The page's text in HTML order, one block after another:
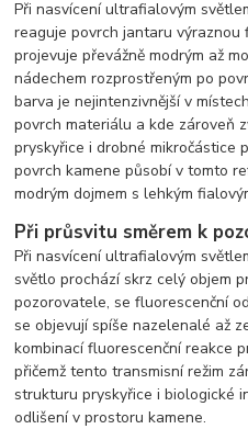
Při nasvícení ultrafialovým
reaguje povrch jantaru
projevuje převážně modrým až
nádechem rozprostřeným po
barva je nejintenzivnější v
povrch materiálu a kde zároveň
pryskyřice i drobné mikročástice
povrch kamene působí v tomto
modrým dojmem s lehkým
Při průsvitu směrem k
Při nasvícení ultrafialovým
světlo prochází skrz celý objem
pozorovatele, se fluorescenční
se objevují spíše nazelenalé až
kombinací fluorescenční reakce
přičemž tento transmisní režim
strukturu pryskyřice i biologické
odlišení v prostoru kamene.